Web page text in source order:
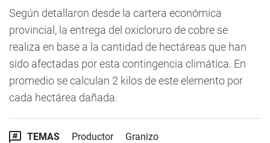
Según detallaron desde la cartera económica
provincial, la entrega del oxicloruro de cobre se
realiza en base a la cantidad de hectáreas que han
sido afectadas por esta contingencia climática. En
promedio se calculan 2 kilos de este elemento por
cada hectárea dañada.
TEMAS Productor Granizo